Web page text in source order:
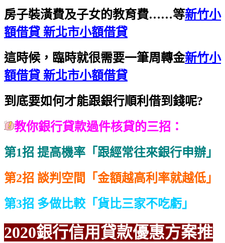
房子裝潢費及子女的教育費……等新竹小
額借貸 新北市小額借貸
這時候，臨時就很需要一筆周轉金新竹小
額借貸 新北市小額借貸
到底要如何才能跟銀行順利借到錢呢?
教你銀行貸款過件核貸的三招：
第1招 提高機率「跟經常往來銀行申辦」
第2招 談判空間「金額越高利率就越低」
第3招 多做比較「貨比三家不吃虧」
2020銀行信用貸款優惠方案推